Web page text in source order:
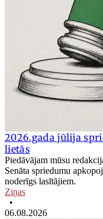
2026.gada jūlija
lietās
Piedāvājam mūsu
Senāta spriedumu
noderīgs lasītājiem.
Ziņas
•
06.08.2026